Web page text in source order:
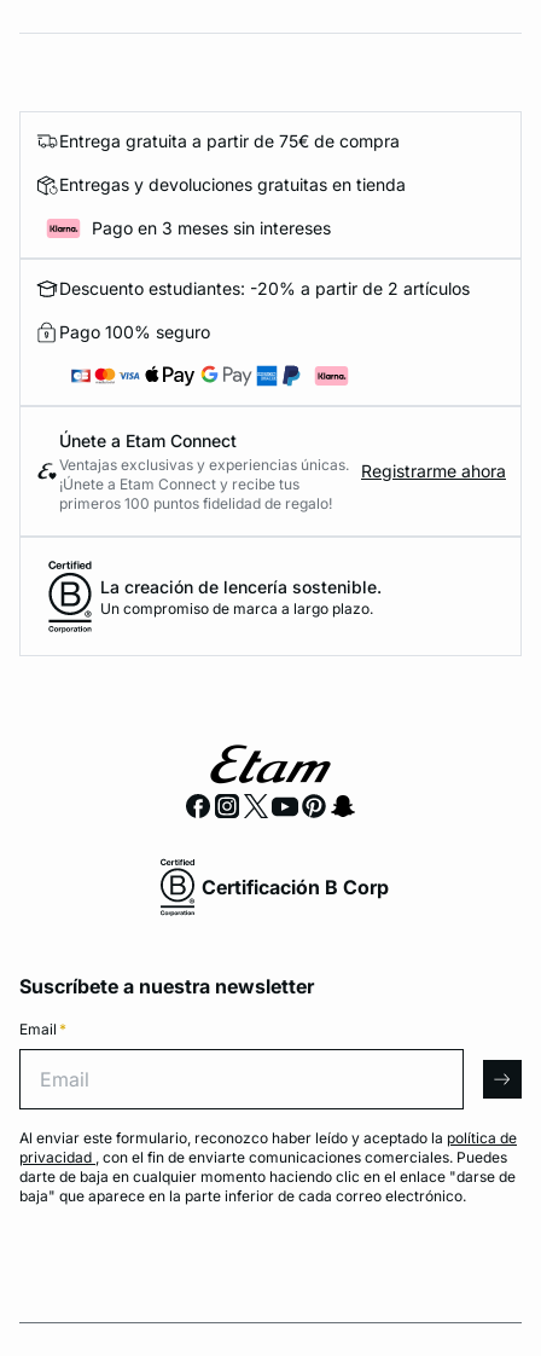
Entrega gratuita a partir de 75€ de compra
Entregas y devoluciones gratuitas en tienda
Pago en 3 meses sin intereses
Descuento estudiantes: -20% a partir de 2 artículos
Pago 100% seguro
Únete a Etam Connect
Ventajas exclusivas y experiencias únicas.
¡Únete a Etam Connect y recibe tus
primeros 100 puntos fidelidad de regalo!
Registrarme ahora
La creación de lencería sostenible.
Un compromiso de marca a largo plazo.
Certificación B Corp
Suscríbete a nuestra newsletter
Email *
Al enviar este formulario, reconozco haber leído y aceptado la política de
privacidad , con el fin de enviarte comunicaciones comerciales. Puedes
darte de baja en cualquier momento haciendo clic en el enlace "darse de
baja" que aparece en la parte inferior de cada correo electrónico.